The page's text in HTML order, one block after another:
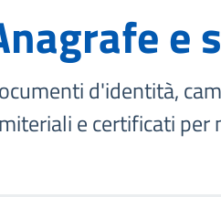
e
d'identità,
e certificati per